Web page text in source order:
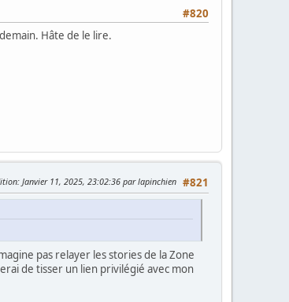
#820
Hâte de le lire.
#821
: Janvier 11, 2025, 23:02:36 par lapinchien
pas relayer les stories de la Zone
de tisser un lien privilégié avec mon